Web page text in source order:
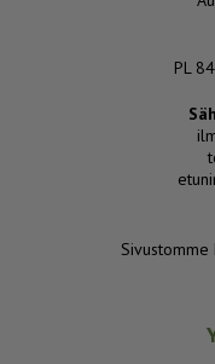
PL
Sivustomme